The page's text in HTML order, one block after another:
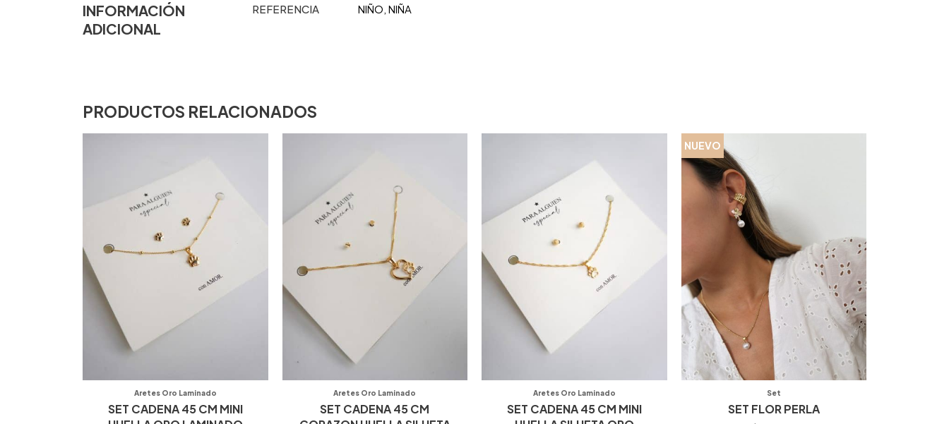
INFORMACIÓN
ADICIONAL
REFERENCIA NIÑO, NIÑA
PRODUCTOS RELACIONADOS
Aretes Oro Laminado
SET CADENA 45 CM MINI
Aretes Oro Laminado
SET CADENA 45 CM
Aretes Oro Laminado
SET CADENA 45 CM MINI
NUEVO
Set
SET FLOR PERLA